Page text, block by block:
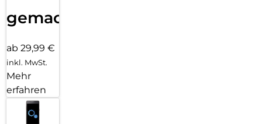
gemacht!
ab 29,99 €
inkl. MwSt.
Mehr
erfahren